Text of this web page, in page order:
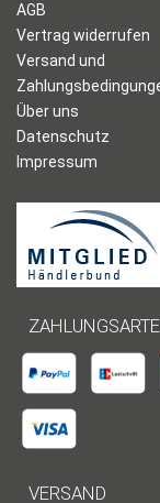
AGB
Vertrag widerrufen
Versand und
Über uns
Datenschutz
Impressum
VERSAND